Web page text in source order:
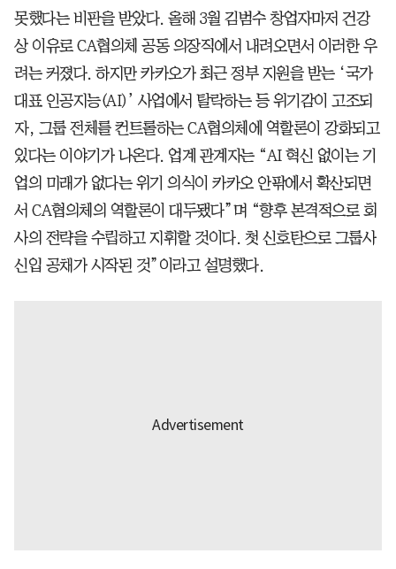
못했다는 비판을 받았다. 올해 3월 김범수 창업자마저 건강
상 이유로 CA협의체 공동 의장직에서 내려오면서 이러한 우
려는 커졌다. 하지만 카카오가 최근 정부 지원을 받는 ‘국가
대표 인공지능(AI)’ 사업에서 탈락하는 등 위기감이 고조되
자, 그룹 전체를 컨트롤하는 CA협의체에 역할론이 강화되고
있다는 이야기가 나온다. 업계 관계자는 “AI 혁신 없이는 기
업의 미래가 없다는 위기 의식이 카카오 안팎에서 확산되면
서 CA협의체의 역할론이 대두됐다”며 “향후 본격적으로 회
사의 전략을 수립하고 지휘할 것이다. 첫 신호탄으로 그룹사
신입 공채가 시작된 것”이라고 설명했다.